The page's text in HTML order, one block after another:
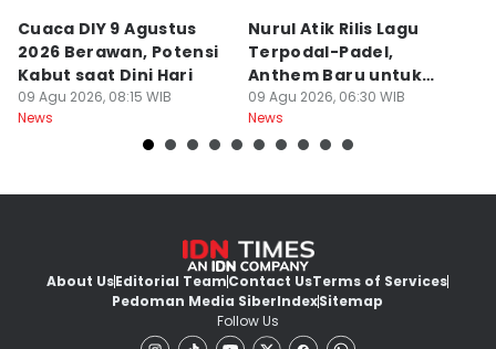
Cuaca DIY 9 Agustus
2026 Berawan, Potensi
Kabut saat Dini Hari
09 Agu 2026, 08:15 WIB
News
Nurul Atik Rilis Lagu
Terpodal-Padel,
Anthem Baru untuk
Pencinta Padel
09 Agu 2026, 06:30 WIB
News
About UsEditorial TeamContact UsTerms of Services
Pedoman Media SiberIndexSitemap
Follow Us